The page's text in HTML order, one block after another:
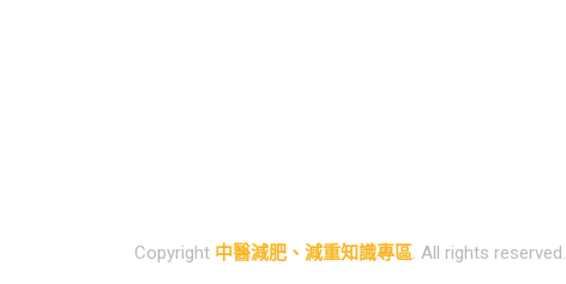
Copyright 中醫減肥、減重知識專區. All rights reserved.